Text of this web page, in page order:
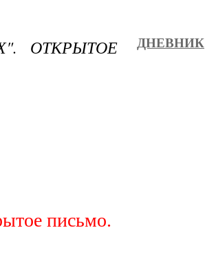
ОТКРЫТОЕ
ДНЕВНИК
письмо.